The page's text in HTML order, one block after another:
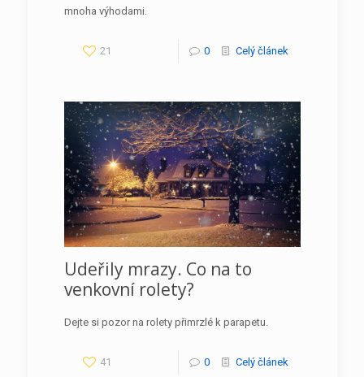
mnoha výhodami.
21 0 Celý článek
Udeřily mrazy. Co na to
venkovní rolety?
Dejte si pozor na rolety přimrzlé k parapetu.
41 0 Celý článek